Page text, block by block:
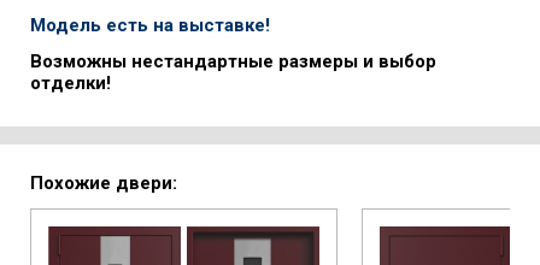
Модель есть на выставке!
Возможны нестандартные размеры и выбор
отделки!
Похожие двери: